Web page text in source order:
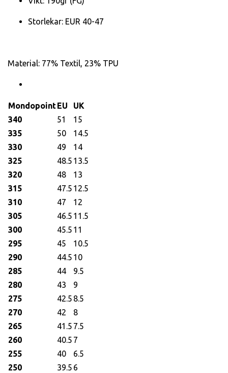
Storlekar: EUR 40-47
Material: 77% Textil, 23% TPU
MondopointEU
UK
340
51
15
335
50
14.5
330
49
14
325
48.5 13.5
320
48
13
315
47.5 12.5
310
47
12
305
46.5 11.5
300
45.5 11
295
45
10.5
290
44.5 10
285
44
9.5
280
43
9
275
42.5 8.5
270
42
8
265
41.5 7.5
260
40.5 7
255
40
6.5
250
39.5 6